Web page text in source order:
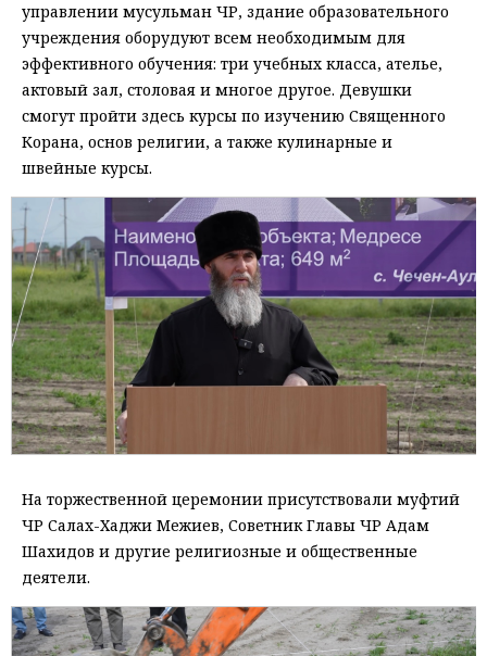
управлении мусульман ЧР, здание образовательного
учреждения оборудуют всем необходимым для
эффективного обучения: три учебных класса, ателье,
актовый зал, столовая и многое другое. Девушки
смогут пройти здесь курсы по изучению Священного
Корана, основ религии, а также кулинарные и
швейные курсы.
На торжественной церемонии присутствовали муфтий
ЧР Салах-Хаджи Межиев, Советник Главы ЧР Адам
Шахидов и другие религиозные и общественные
деятели.